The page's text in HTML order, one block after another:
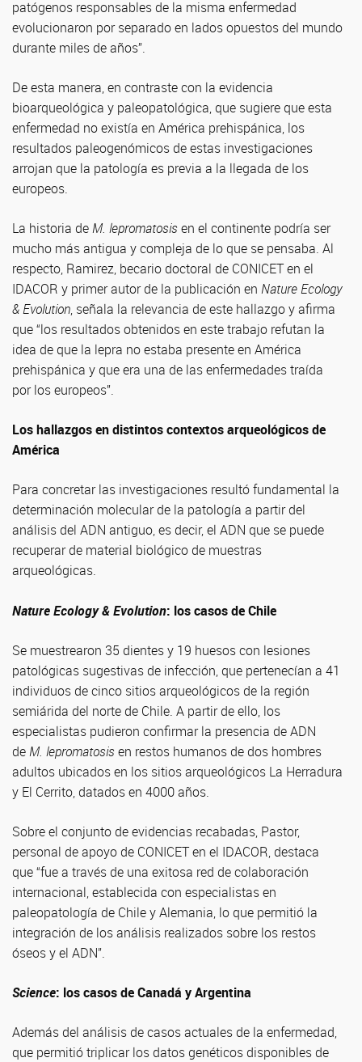
patógenos responsables de la misma enfermedad
evolucionaron por separado en lados opuestos del mundo
durante miles de años”.
De esta manera, en contraste con la evidencia
bioarqueológica y paleopatológica, que sugiere que esta
enfermedad no existía en América prehispánica, los
resultados paleogenómicos de estas investigaciones
arrojan que la patología es previa a la llegada de los
europeos.
La historia deM. lepromatosisen el continente podría ser
mucho más antigua y compleja de lo que se pensaba. Al
respecto, Ramirez, becario doctoral de CONICET en el
IDACOR y primer autor de la publicación en Nature Ecology
& Evolution, señala la relevancia de este hallazgo y afirma
que “los resultados obtenidos en este trabajo refutan la
idea de que la lepra no estaba presente en América
prehispánica y que era una de las enfermedades traída
por los europeos”.
Los hallazgos en distintos contextos arqueológicos de
América
Para concretar las investigaciones resultó fundamental la
determinación molecular de la patología a partir del
análisis del ADN antiguo, es decir, el ADN que se puede
recuperar de material biológico de muestras
arqueológicas.
Nature Ecology & Evolution: los casos de Chile
Se muestrearon 35 dientes y 19 huesos con lesiones
patológicas sugestivas de infección, que pertenecían a 41
individuos de cinco sitios arqueológicos de la región
semiárida del norte de Chile. A partir de ello, los
especialistas pudieron confirmar la presencia de ADN
deM. lepromatosisen restos humanos de dos hombres
adultos ubicados en los sitios arqueológicos La Herradura
y El Cerrito, datados en 4000 años.
Sobre el conjunto de evidencias recabadas, Pastor,
personal de apoyo de CONICET en el IDACOR, destaca
que “fue a través de una exitosa red de colaboración
internacional, establecida con especialistas en
paleopatología de Chile y Alemania, lo que permitió la
integración de los análisis realizados sobre los restos
óseos y el ADN”.
Science: los casos de Canadá y Argentina
Además del análisis de casos actuales de la enfermedad,
que permitió triplicar los datos genéticos disponibles de